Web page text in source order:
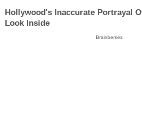
Hollywood's Inaccurate Portrayal
Look Inside
Brainberries